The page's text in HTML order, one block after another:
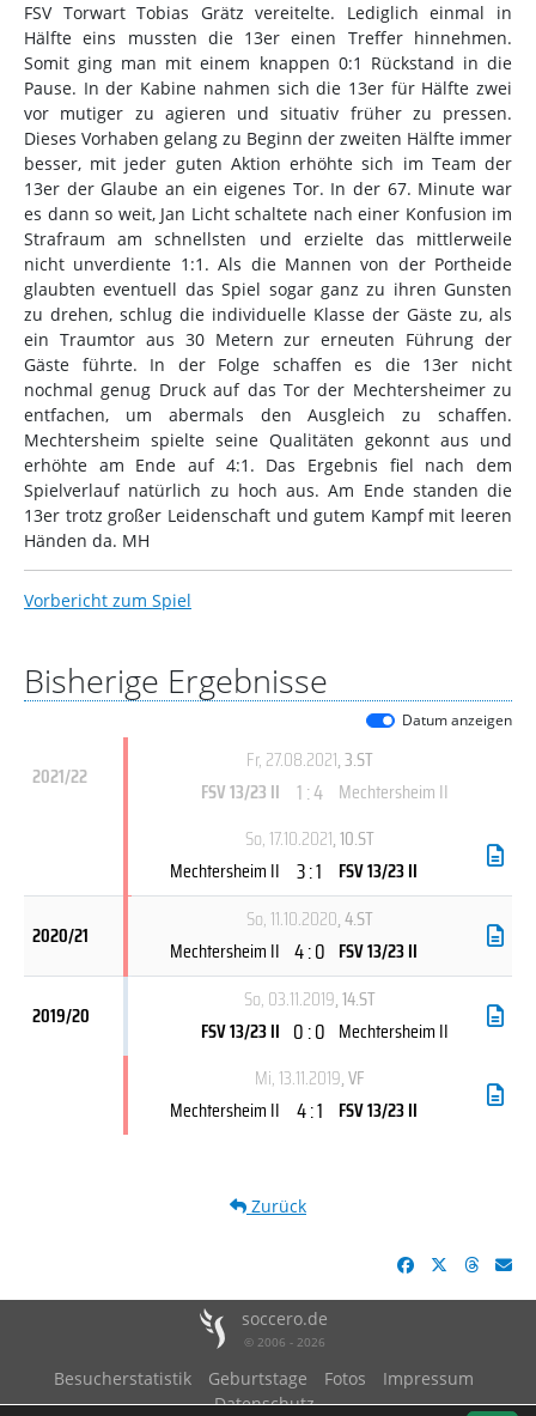
FSV Torwart Tobias Grätz vereitelte. Lediglich einmal in
Hälfte eins mussten die 13er einen Treffer hinnehmen.
Somit ging man mit einem knappen 0:1 Rückstand in die
Pause. In der Kabine nahmen sich die 13er für Hälfte zwei
vor mutiger zu agieren und situativ früher zu pressen.
Dieses Vorhaben gelang zu Beginn der zweiten Hälfte immer
besser, mit jeder guten Aktion erhöhte sich im Team der
13er der Glaube an ein eigenes Tor. In der 67. Minute war
es dann so weit, Jan Licht schaltete nach einer Konfusion im
Strafraum am schnellsten und erzielte das mittlerweile
nicht unverdiente 1:1. Als die Mannen von der Portheide
glaubten eventuell das Spiel sogar ganz zu ihren Gunsten
zu drehen, schlug die individuelle Klasse der Gäste zu, als
ein Traumtor aus 30 Metern zur erneuten Führung der
Gäste führte. In der Folge schaffen es die 13er nicht
nochmal genug Druck auf das Tor der Mechtersheimer zu
entfachen, um abermals den Ausgleich zu schaffen.
Mechtersheim spielte seine Qualitäten gekonnt aus und
erhöhte am Ende auf 4:1. Das Ergebnis fiel nach dem
Spielverlauf natürlich zu hoch aus. Am Ende standen die
13er trotz großer Leidenschaft und gutem Kampf mit leeren
Händen da. MH
Vorbericht zum Spiel
Bisherige Ergebnisse
Datum anzeigen
2021/22
Fr, 27.08.2021, 3.ST
FSV 13/23 II 1 : 4 Mechtersheim II
So, 17.10.2021, 10.ST
Mechtersheim II 3 : 1 FSV 13/23 II
2020/21
So, 11.10.2020, 4.ST
Mechtersheim II 4 : 0 FSV 13/23 II
2019/20
So, 03.11.2019, 14.ST
FSV 13/23 II 0 : 0 Mechtersheim II
Mi, 13.11.2019, VF
Mechtersheim II 4 : 1 FSV 13/23 II
Zurück
soccero.de
© 2006 - 2026
Besucherstatistik Geburtstage Fotos
Impressum
Datenschutz